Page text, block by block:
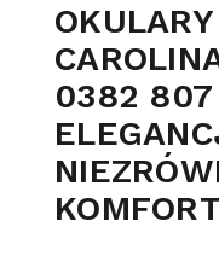
0382 807